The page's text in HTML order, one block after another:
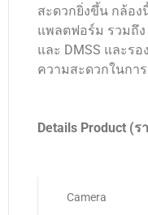
สะดวกยิ่งขึ้น กล้อง
แพลตฟอร์ม รวมถึง
และ DMSS และรอ
ความสะดวกในกา
Details Product (
Camera